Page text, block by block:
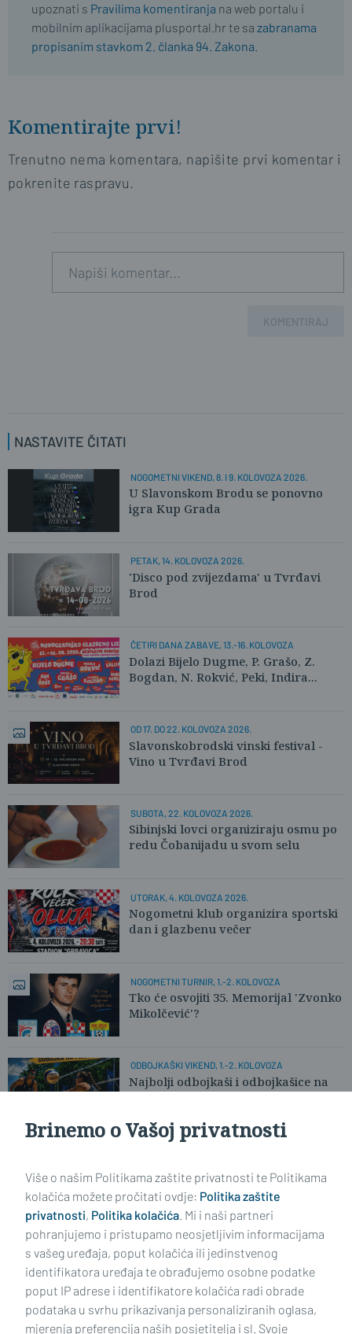
upoznati s Pravilima komentiranja na web portalu i
mobilnim aplikacijama plusportal.hr te sa zabranama
propisanim stavkom 2. članka 94. Zakona.
Komentirajte prvi!
Trenutno nema komentara, napišite prvi komentar i
pokrenite raspravu.
KOMENTIRAJ
NASTAVITE ČITATI
NOGOMETNI VIKEND, 8. I 9. KOLOVOZA 2026.
U Slavonskom Brodu se ponovno
igra Kup Grada
PETAK, 14. KOLOVOZA 2026.
'Disco pod zvijezdama' u Tvrđavi
Brod
ČETIRI DANA ZABAVE, 13.-16. KOLOVOZA
Dolazi Bijelo Dugme, P. Grašo, Z.
Bogdan, N. Rokvić, Peki, Indira...
OD 17. DO 22. KOLOVOZA 2026.
Slavonskobrodski vinski festival -
Vino u Tvrđavi Brod
SUBOTA, 22. KOLOVOZA 2026.
Sibinjski lovci organiziraju osmu po
redu Čobanijadu u svom selu
UTORAK, 4. KOLOVOZA 2026.
Nogometni klub organizira sportski
dan i glazbenu večer
NOGOMETNI TURNIR, 1.-2. KOLOVOZA
Tko će osvojiti 35. Memorijal 'Zvonko
Mikolčević'?
ODBOJKAŠKI VIKEND, 1.-2. KOLOVOZA
Najbolji odbojkaši i odbojkašice na
pijesku stižu u Slavonski Brod
Brinemo o Vašoj privatnosti
Više o našim Politikama zaštite privatnosti te Politikama
kolačića možete pročitati ovdje: Politika zaštite
privatnosti, Politika kolačića. Mi i naši partneri
pohranjujemo i pristupamo neosjetljivim informacijama
s vašeg uređaja, poput kolačića ili jedinstvenog
identifikatora uređaja te obrađujemo osobne podatke
poput IP adrese i identifikatore kolačića radi obrade
podataka u svrhu prikazivanja personaliziranih oglasa,
mjerenja preferencija naših posjetitelja i sl. Svoje